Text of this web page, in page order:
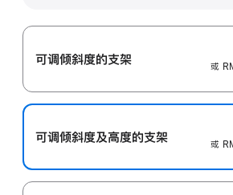
可调倾斜度的支架
或
可调倾斜度及高‍度的支‍架
或